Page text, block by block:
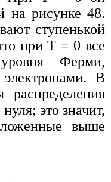
на рисунке 48.
ступенькой
при Т = 0 все
Ферми,
В
это значит,
выше